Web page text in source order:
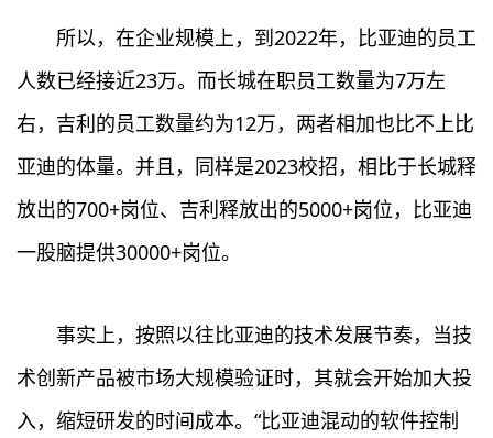
所以，在企业规模上，到2022年，比亚迪的员工
人数已经接近23万。而长城在职员工数量为7万左
右，吉利的员工数量约为12万，两者相加也比不上比
亚迪的体量。并且，同样是2023校招，相比于长城释
放出的700+岗位、吉利释放出的5000+岗位，比亚迪
一股脑提供30000+岗位。
事实上，按照以往比亚迪的技术发展节奏，当技
术创新产品被市场大规模验证时，其就会开始加大投
入，缩短研发的时间成本。“比亚迪混动的软件控制